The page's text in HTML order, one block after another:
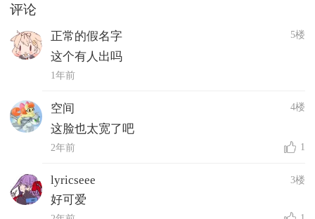
评论
正常的假名字 5楼
这个有人出吗
1年前
空间 4楼
这脸也太宽了吧
2年前 1
lyricseee 3楼
好可爱